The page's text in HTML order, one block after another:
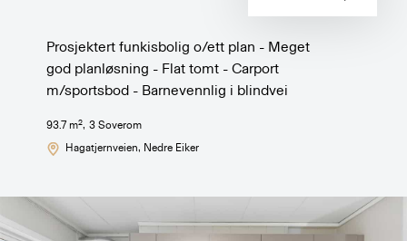
Prosjektert funkisbolig o/ett plan - Meget
god planløsning - Flat tomt - Carport
m/sportsbod - Barnevennlig i blindvei
93.7 m2, 3Soverom
Hagatjernveien, Nedre Eiker